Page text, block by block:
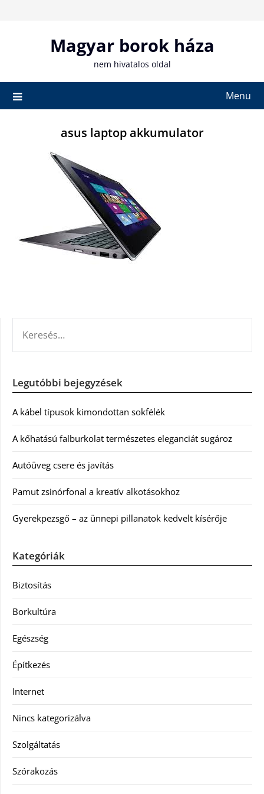
Magyar borok háza
nem hivatalos oldal
Menu
asus laptop akkumulator
Legutóbbi bejegyzések
A kábel típusok kimondottan sokfélék
A kőhatású falburkolat természetes eleganciát sugároz
Autóüveg csere és javítás
Pamut zsinórfonal a kreatív alkotásokhoz
Gyerekpezsgő – az ünnepi pillanatok kedvelt kísérője
Kategóriák
Biztosítás
Borkultúra
Egészség
Építkezés
Internet
Nincs kategorizálva
Szolgáltatás
Szórakozás